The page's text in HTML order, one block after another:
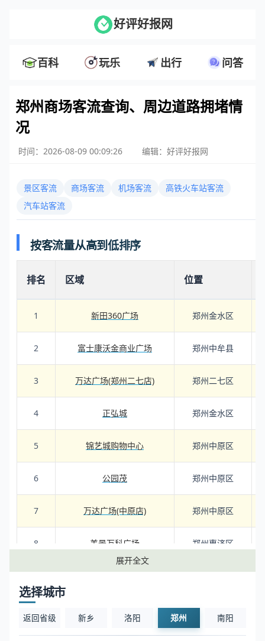
好评好报网
百科 玩乐 出行 问答
郑州商场客流查询、周边道路拥堵情
况
时间：2026-08-09 00:09:26 编辑：好评好报网
景区客流 商场客流 机场客流
高铁火车站客流
汽车站客流
按客流量从高到低排序
排名 区域 位置
1 新田360广场 郑州金水区
2 富士康沃金商业广场 郑州中牟县
3 万达广场(郑州二七店) 郑州二七区
4 正弘城 郑州金水区
5 锦艺城购物中心 郑州中原区
6 公园茂 郑州中原区
7 万达广场(中原店) 郑州中原区
8 美景万科广场 郑州惠济区
郑州中原区
展开全文
选择城市
返回省级 新乡 洛阳 郑州 南阳